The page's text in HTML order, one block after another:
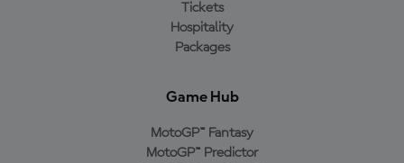
Tickets
Hospitality
Packages
Game Hub
MotoGP™ Fantasy
MotoGP™ Predictor